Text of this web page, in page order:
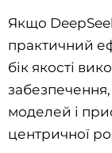
Якщо
практичний
бік якості
моделей і
центричної